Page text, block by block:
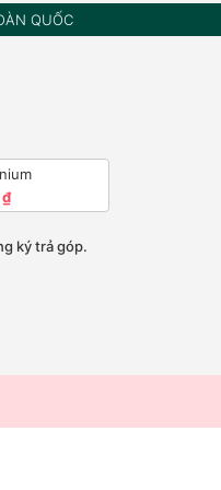
QUỐC
ký trả góp.